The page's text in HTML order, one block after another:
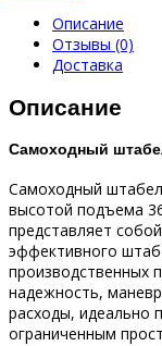
Описание
Отзывы (0)
Доставка
Описание
Самоходный
Самоходный
высотой подъема
представляет
эффективного
производственных
надежность,
расходы, идеально
ограниченным